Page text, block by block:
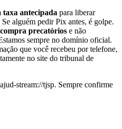
antecipada para liberar
alguém pedir Pix antes, é golpe.
precatórios e não
sempre no domínio oficial.
que você recebeu por telefone,
no site do tribunal de
stream://tjsp. Sempre confirme